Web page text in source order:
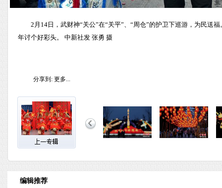
2月14日，武财神“关公”在“关平”、“周仓”的护卫下巡游，为民送
年讨个好彩头。 中新社发 张勇 摄
分享到: 更多...
编辑推荐